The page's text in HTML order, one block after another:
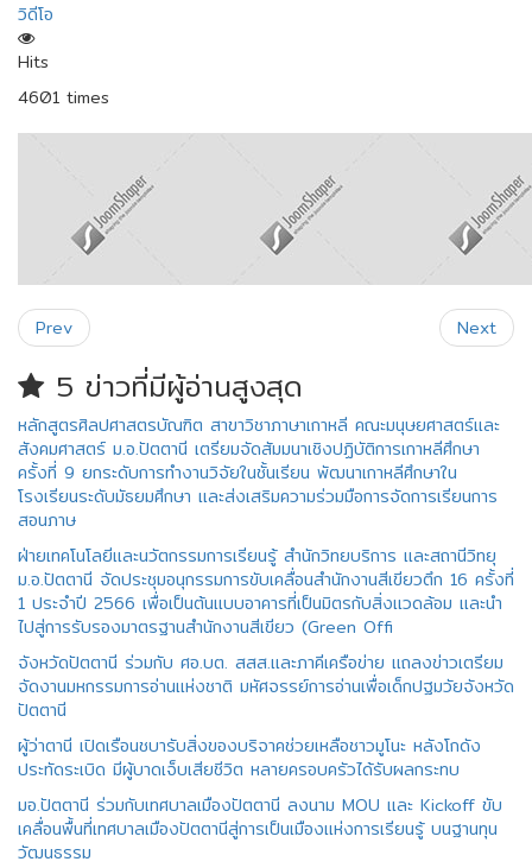
วิดีโอ
Hits
4601 times
Prev Next
5 ข่าวที่มีผู้อ่านสูงสุด
หลักสูตรศิลปศาสตรบัณฑิต สาขาวิชาภาษาเกาหลี คณะมนุษยศาสตร์และ
สังคมศาสตร์ ม.อ.ปัตตานี เตรียมจัดสัมมนาเชิงปฏิบัติการเกาหลีศึกษา
ครั้งที่ 9 ยกระดับการทำงานวิจัยในชั้นเรียน พัฒนาเกาหลีศึกษาใน
โรงเรียนระดับมัธยมศึกษา และส่งเสริมความร่วมมือการจัดการเรียนการ
สอนภาษ
ฝ่ายเทคโนโลยีและนวัตกรรมการเรียนรู้ สำนักวิทยบริการ และสถานีวิทยุ
ม.อ.ปัตตานี จัดประชุมอนุกรรมการขับเคลื่อนสำนักงานสีเขียวตึก 16 ครั้งที่
1 ประจําปี 2566 เพื่อเป็นต้นแบบอาคารที่เป็นมิตรกับสิ่งแวดล้อม และนํา
ไปสู่การรับรองมาตรฐานสํานักงานสีเขียว (Green Offi
จังหวัดปัตตานี ร่วมกับ ศอ.บต. สสส.และภาคีเครือข่าย แถลงข่าวเตรียม
จัดงานมหกรรมการอ่านแห่งชาติ มหัศจรรย์การอ่านเพื่อเด็กปฐมวัยจังหวัด
ปัตตานี
ผู้ว่าตานี เปิดเรือนชบารับสิ่งของบริจาคช่วยเหลือชาวมูโนะ หลังโกดัง
ประทัดระเบิด มีผู้บาดเจ็บเสียชีวิต หลายครอบครัวได้รับผลกระทบ
มอ.ปัตตานี ร่วมกับเทศบาลเมืองปัตตานี ลงนาม MOU และ Kickoff ขับ
เคลื่อนพื้นที่เทศบาลเมืองปัตตานีสู่การเป็นเมืองแห่งการเรียนรู้ บนฐานทุน
วัฒนธรรม